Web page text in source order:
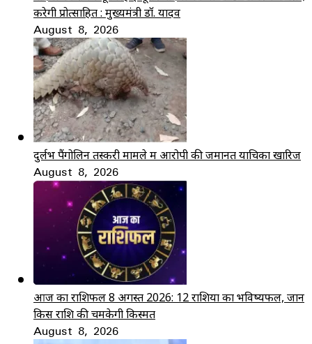
करेगी प्रोत्साहित : मुख्यमंत्री डॉ. यादव
August 8, 2026
दुर्लभ पैंगोलिन तस्करी मामले में आरोपी की जमानत याचिका खारिज
August 8, 2026
आज का राशिफल 8 अगस्त 2026: 12 राशियों का भविष्यफल, जानें
किस राशि की चमकेगी किस्मत
August 8, 2026